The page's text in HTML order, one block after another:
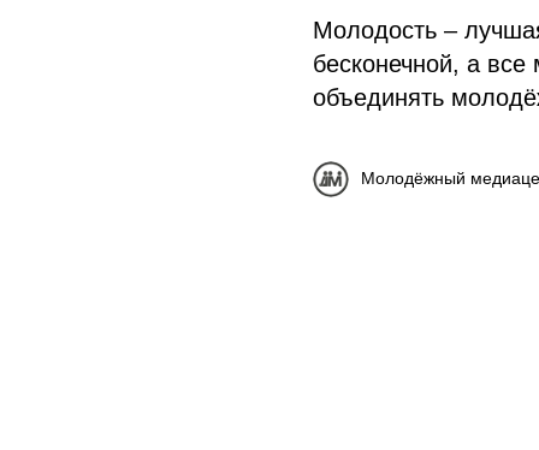
Молодость –
бесконечной, а
объединять
Молодёжный